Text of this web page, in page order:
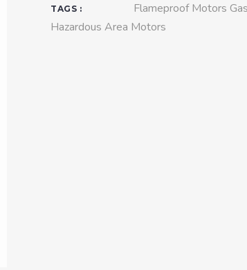
TAGS : Flameproof Motors
Hazardous Area Motors